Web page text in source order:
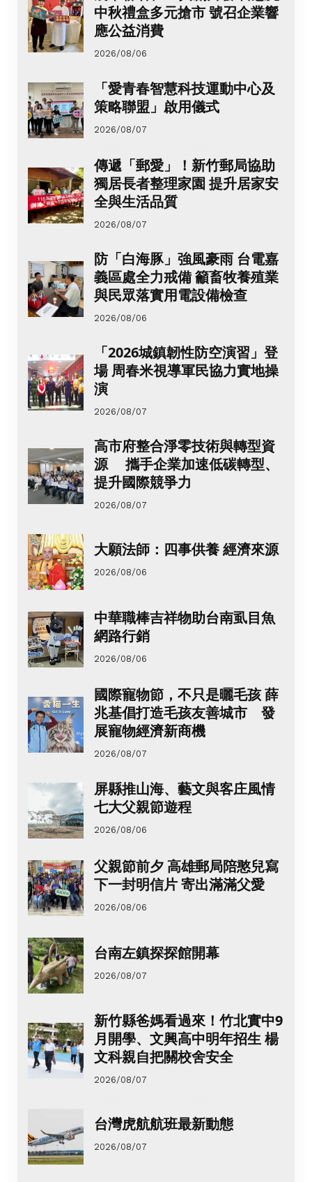
中秋禮盒多元搶市 號召企業響
應公益消費
2026/08/06
「愛青春智慧科技運動中心及
策略聯盟」啟用儀式
2026/08/07
傳遞「郵愛」！新竹郵局協助
獨居長者整理家園 提升居家安
全與生活品質
2026/08/07
防「白海豚」強風豪雨 台電嘉
義區處全力戒備 籲畜牧養殖業
與民眾落實用電設備檢查
2026/08/06
「2026城鎮韌性防空演習」登
場 周春米視導軍民協力實地操
演
2026/08/07
高市府整合淨零技術與轉型資
源 攜手企業加速低碳轉型、
提升國際競爭力
2026/08/07
大願法師：四事供養 經濟來源
2026/08/06
中華職棒吉祥物助台南虱目魚
網路行銷
2026/08/06
國際寵物節，不只是曬毛孩 薛
兆基倡打造毛孩友善城市 發
展寵物經濟新商機
2026/08/07
屏縣推山海、藝文與客庄風情
七大父親節遊程
2026/08/06
父親節前夕 高雄郵局陪憨兒寫
下一封明信片 寄出滿滿父愛
2026/08/06
台南左鎮探探館開幕
2026/08/07
新竹縣爸媽看過來！竹北實中9
月開學、文興高中明年招生 楊
文科親自把關校舍安全
2026/08/07
台灣虎航航班最新動態
2026/08/07